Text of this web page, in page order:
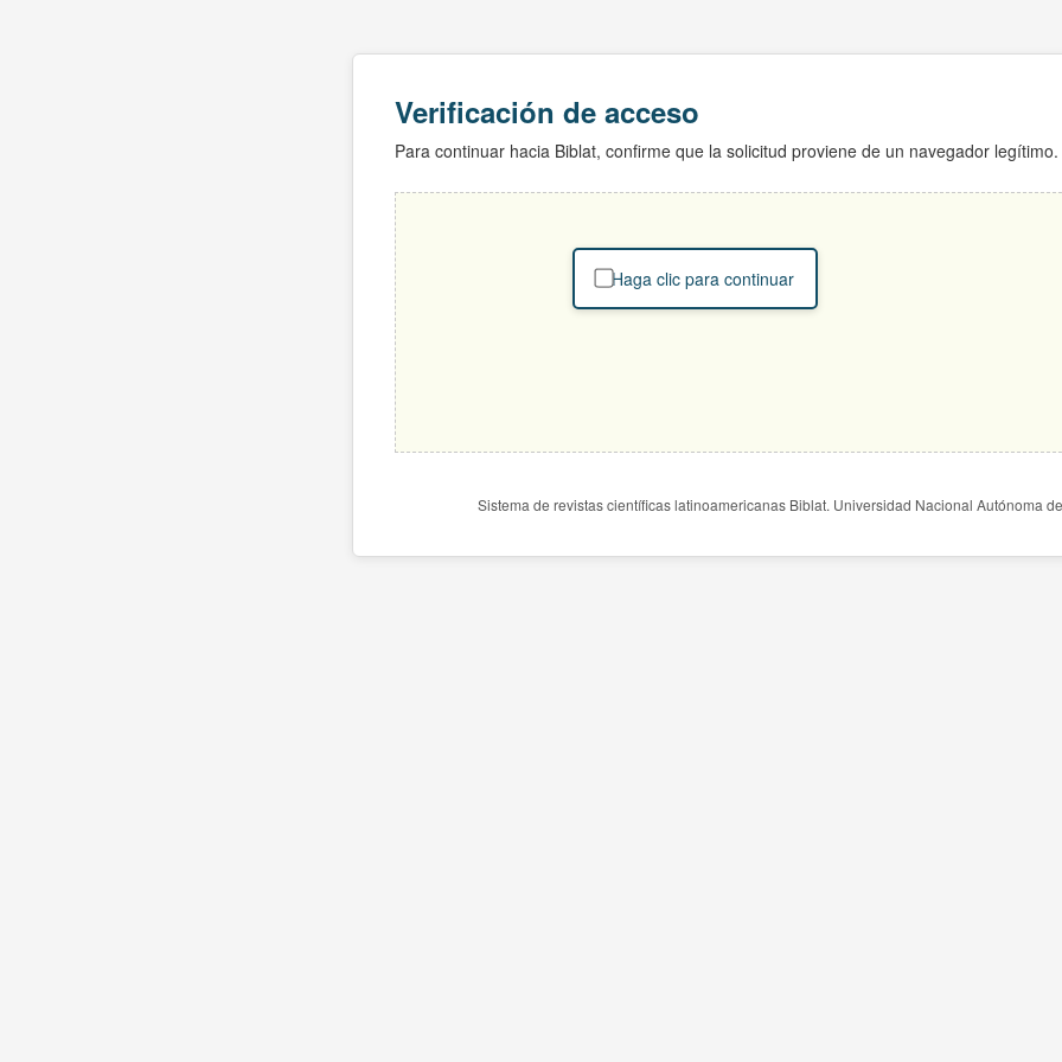
Verificación de acceso
Para continuar hacia Biblat, confirme que la solicitud proviene de un navegador legítimo.
Haga clic para continuar
Sistema de revistas científicas latinoamericanas Biblat. Universidad Nacional Autónoma